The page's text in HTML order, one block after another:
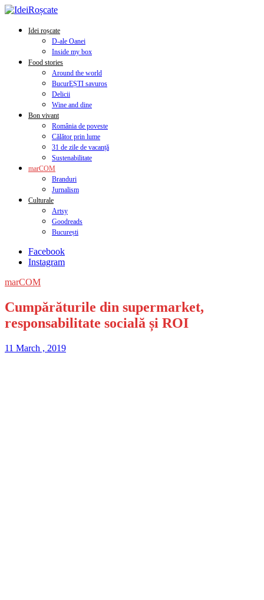
Idei roșcate
D-ale Oanei
Inside my box
Food stories
Around the world
BucurEȘTI savuros
Delicii
Wine and dine
Bon vivant
România de poveste
Călător prin lume
31 de zile de vacanță
Sustenabilitate
marCOM
Branduri
Jurnalism
Culturale
Artsy
Goodreads
București
Facebook
Instagram
marCOM
Cumpărăturile din supermarket,
responsabilitate socială și ROI
11 March , 2019